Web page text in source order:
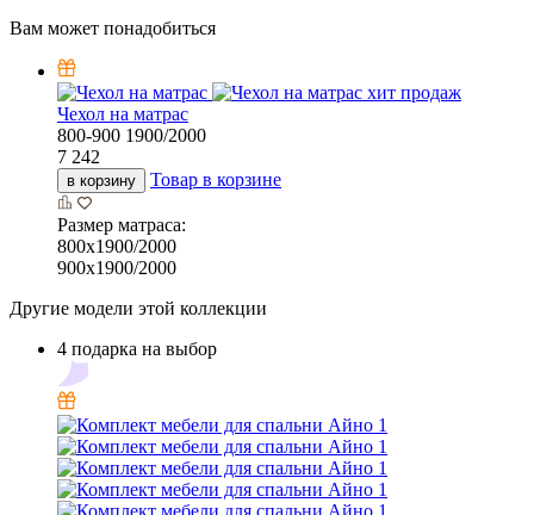
Вам может понадобиться
хит продаж
Чехол на матрас
800-900 1900/2000
7 242
в корзину Товар в корзине
Размер матраса:
800х1900/2000
900х1900/2000
Другие модели этой коллекции
4 подарка на выбор